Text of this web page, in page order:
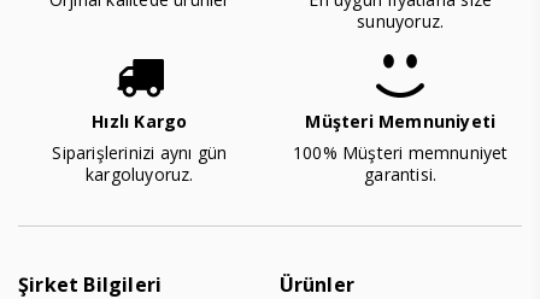
sunuyoruz.
Hızlı Kargo
Siparişlerinizi aynı gün
kargoluyoruz.
Müşteri Memnuniyeti
100% Müşteri memnuniyet
garantisi.
Şirket Bilgileri Ürünler